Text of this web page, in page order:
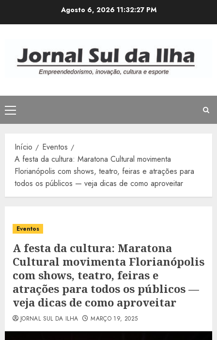
Agosto 6, 2026 11:32:28 PM
Menu
principal
Início
Eventos
A festa da cultura: Maratona Cultural movimenta
Florianópolis com shows, teatro, feiras e atrações para
todos os públicos — veja dicas de como aproveitar
Eventos
A festa da cultura: Maratona
Cultural movimenta Florianópolis
com shows, teatro, feiras e
atrações para todos os públicos —
veja dicas de como aproveitar
JORNAL SUL DA ILHA MARÇO 19, 2025